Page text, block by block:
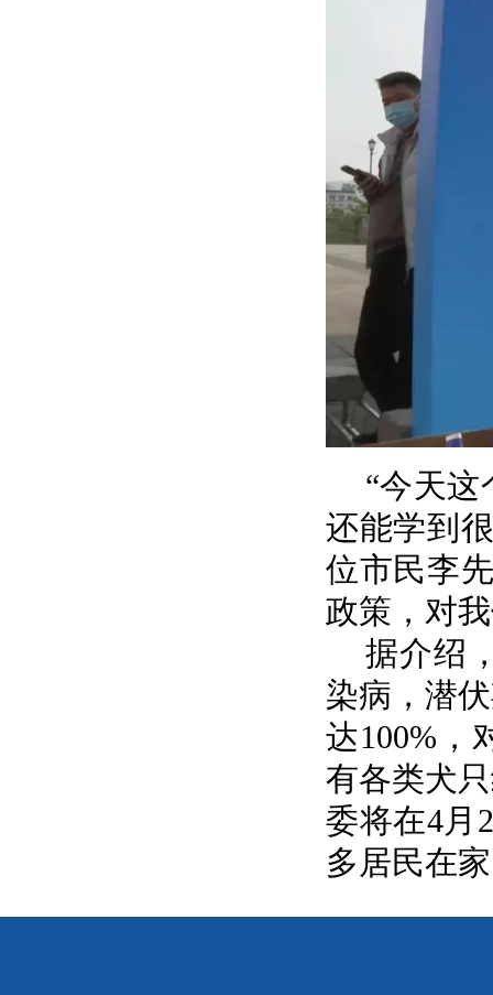
“今天
还能学到
位市民李
政策，对
据介绍
染病，潜
达100%，
有各类犬
委将在4月
多居民在